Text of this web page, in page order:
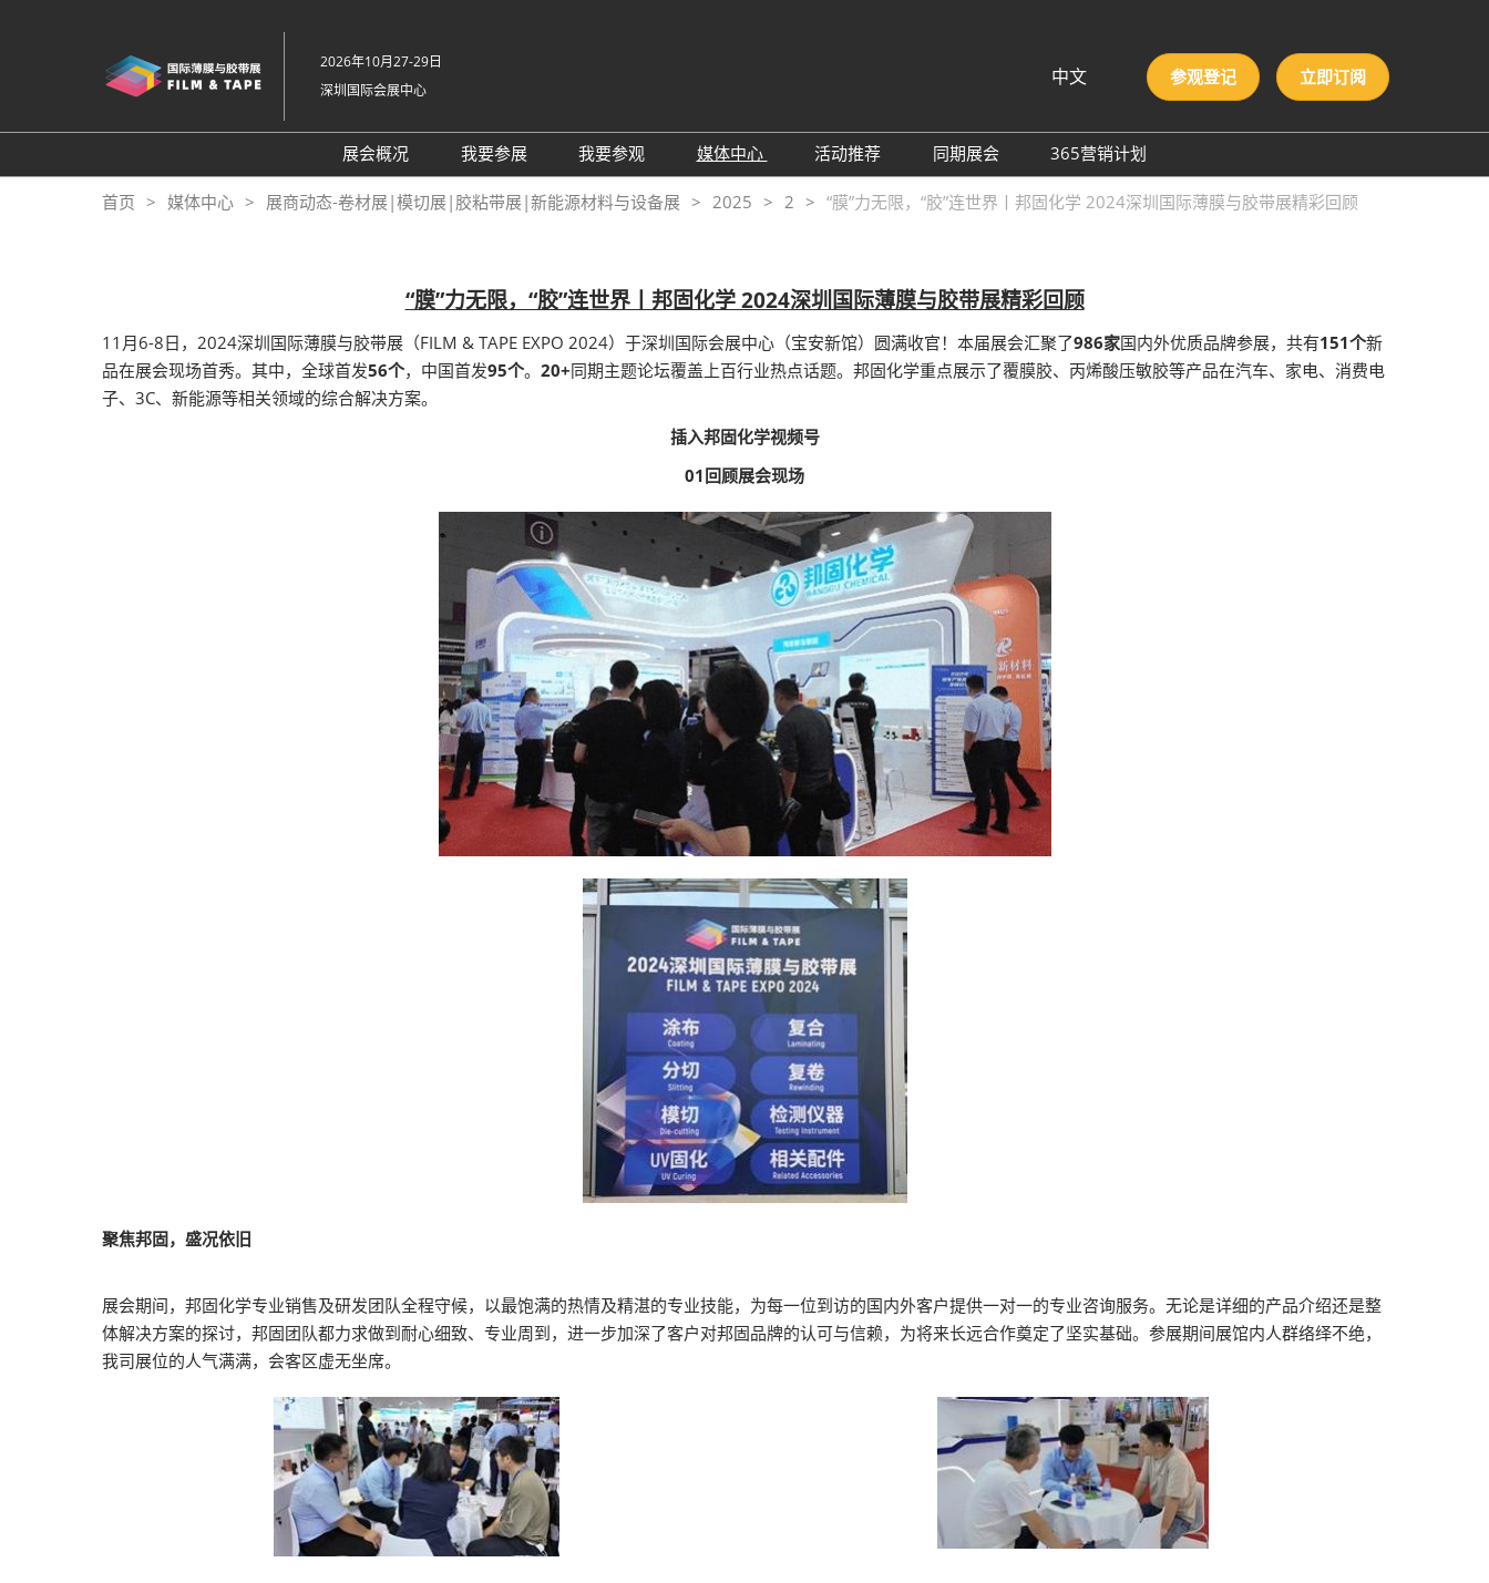
跳
转
容
2026年10月27-29日
深圳国际会展中心
中文
English
한국인
日本語
Indonesia
参观登记 立即订阅
展会概况
展会概况
特色展区
关于主办方
包容性和多元化
我要参展
展位预定
励展通APP
重点观众
我要参观
参观预登记
推荐展商
展商说
RX Connect 励展通
媒体中心
行业新闻
合作媒体
订阅电邮
活动推荐
会议论坛
同期展会
深圳国际胶粘剂及化工原料
亚洲材料周
国际新材料新工艺及色彩展
览会
365营销计划
首页 媒体中心 展商动态-卷材展|模切展|胶粘带展|新能源材料与设备展 2025 2 “膜”力无限，“胶”连世界丨邦固化学 2024深圳国际薄膜与胶带展精彩回顾
“膜”力无限，“胶”连世界丨邦固化学 2024深圳国际薄膜与胶带展精彩回顾
11月6-8日，2024深圳国际薄膜与胶带展（FILM & TAPE EXPO 2024）于深圳国际会展中心（宝安新馆）圆满收官！本届展会汇聚了986家国内外优质品牌参展，共有151个新
品在展会现场首秀。其中，全球首发56个，中国首发95个。 20+同期主题论坛覆盖上百行业热点话题。邦固化学重点展示了覆膜胶、丙烯酸压敏胶等产品在汽车、家电、消费电
子、3C、新能源等相关领域的综合解决方案。
插入邦固化学视频号
01回顾展会现场
聚焦邦固，盛况依旧
展会期间，邦固化学专业销售及研发团队全程守候，以最饱满的热情及精湛的专业技能，为每一位到访的国内外客户提供一对一的专业咨询服务。无论是详细的产品介绍还是整
体解决方案的探讨，邦固团队都力求做到耐心细致、专业周到，进一步加深了客户对邦固品牌的认可与信赖，为将来长远合作奠定了坚实基础。参展期间展馆内人群络绎不绝，
我司展位的人气满满，会客区虚无坐席。